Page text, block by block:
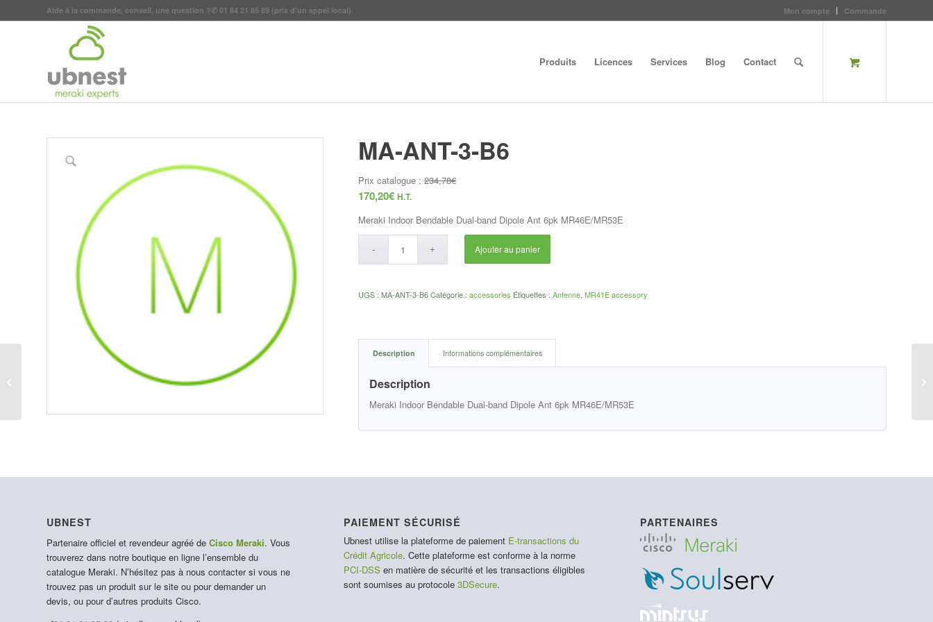
Mon compte Commande
Aide à la commande, conseil, une question ?✆ 01 84 21 85 89 (prix d'un appel local)
Produits Licences Services Blog Contact
MA-ANT-3-B6
Prix catalogue :234,78€
170,20€ H.T.
Meraki Indoor Bendable Dual-band Dipole Ant 6pk MR46E/MR53E
Ajouter au panier
UGS :MA-ANT-3-B6 Catégorie :accessories Étiquettes :Antenne ,MR41E accessory
Description Informations complémentaires
Description
Meraki Indoor Bendable Dual-band Dipole Ant 6pk MR46E/MR53E
UBNEST
Partenaire officiel et revendeur agréé de Cisco Meraki. Vous
trouverez dans notre boutique en ligne l’ensemble du
catalogue Meraki. N’hésitez pas à nous contacter si vous ne
trouvez pas un produit sur le site ou pour demander un
devis, ou pour d’autres produits Cisco.
PAIEMENT SÉCURISÉ
Ubnest utilise la plateforme de paiement E-transactions du
Crédit Agricole. Cette plateforme est conforme à la norme
PCI-DSS en matière de sécurité et les transactions éligibles
sont soumises au protocole 3DSecure.
PARTENAIRES